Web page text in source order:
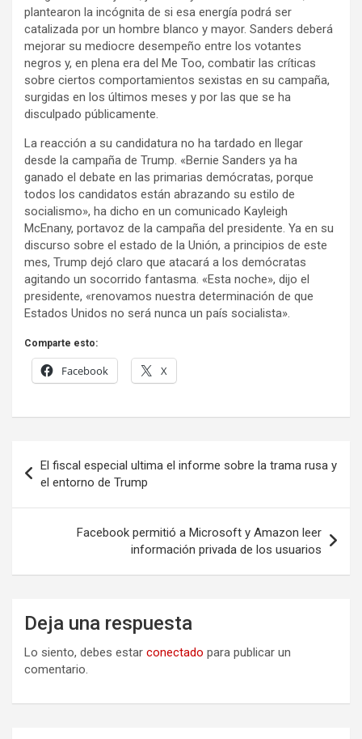
plantearon la incógnita de si esa energía podrá ser
catalizada por un hombre blanco y mayor. Sanders deberá
mejorar su mediocre desempeño entre los votantes
negros y, en plena era del Me Too, combatir las críticas
sobre ciertos comportamientos sexistas en su campaña,
surgidas en los últimos meses y por las que se ha
disculpado públicamente.
La reacción a su candidatura no ha tardado en llegar
desde la campaña de Trump. «Bernie Sanders ya ha
ganado el debate en las primarias demócratas, porque
todos los candidatos están abrazando su estilo de
socialismo», ha dicho en un comunicado Kayleigh
McEnany, portavoz de la campaña del presidente. Ya en su
discurso sobre el estado de la Unión, a principios de este
mes, Trump dejó claro que atacará a los demócratas
agitando un socorrido fantasma. «Esta noche», dijo el
presidente, «renovamos nuestra determinación de que
Estados Unidos no será nunca un país socialista».
Comparte esto:
Facebook X
de
entradas
El fiscal especial ultima el informe sobre la trama rusa y
el entorno de Trump
Facebook permitió a Microsoft y Amazon leer
información privada de los usuarios
Deja una respuesta
Lo siento, debes estar conectado para publicar un
comentario.